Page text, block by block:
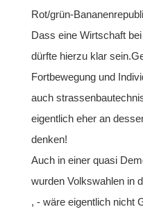
Rot/grün-
Dass eine Wirtschaft
dürfte hierzu klar
Fortbewegung und
auch
eigentlich eher an
denken!
Auch in einer quasi
wurden Volkswahlen in
, - wäre eigentlich nicht